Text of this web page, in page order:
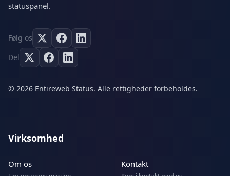
statuspanel.
Følg os
Del
© 2026 Entireweb Status. Alle rettigheder forbeholdes.
Virksomhed
Om os Kontakt